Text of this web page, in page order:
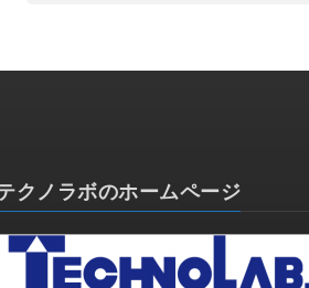
クノラボのホームページ